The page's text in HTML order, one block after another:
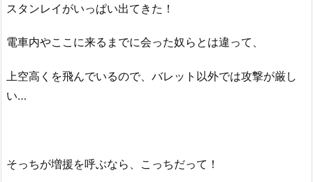
スタンレイがいっぱい出てきた！
電車内やここに来るまでに会った奴らとは違って、
上空高くを飛んでいるので、バレット以外では攻撃が厳し
い…
そっちが増援を呼ぶなら、こっちだって！